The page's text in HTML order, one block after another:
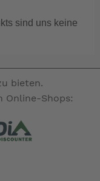
sind uns keine
bieten.
Online-Shops: